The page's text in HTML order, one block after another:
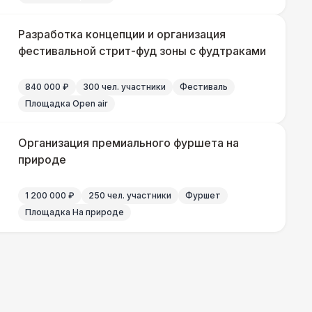
Разработка концепции и организация
фестивальной стрит-фуд зоны с фудтраками
840 000 ₽ 300 чел. участники
Фестиваль
Площадка Open air
Организация премиального фуршета на
природе
1 200 000 ₽ 250 чел. участники
Фуршет
Площадка На природе